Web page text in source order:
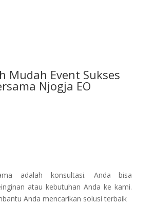
Mudah Event Sukses
Njogja EO
adalah konsultasi. Anda bisa
atau kebutuhan Anda ke kami.
Anda mencarikan solusi terbaik